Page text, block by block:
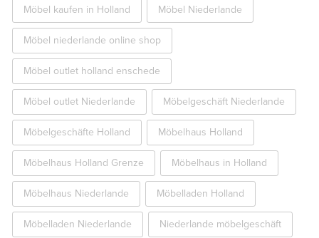
Möbel kaufen in Holland Möbel Niederlande
Möbel niederlande online shop
Möbel outlet holland enschede
Möbel outlet Niederlande Möbelgeschäft Niederlande
Möbelgeschäfte Holland Möbelhaus Holland
Möbelhaus Holland Grenze Möbelhaus in Holland
Möbelhaus Niederlande Möbelladen Holland
Möbelladen Niederlande Niederlande möbelgeschäft